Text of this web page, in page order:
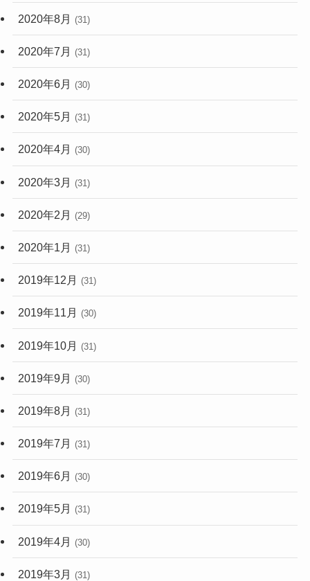
2020年8月 (31)
2020年7月 (31)
2020年6月 (30)
2020年5月 (31)
2020年4月 (30)
2020年3月 (31)
2020年2月 (29)
2020年1月 (31)
2019年12月 (31)
2019年11月 (30)
2019年10月 (31)
2019年9月 (30)
2019年8月 (31)
2019年7月 (31)
2019年6月 (30)
2019年5月 (31)
2019年4月 (30)
2019年3月 (31)